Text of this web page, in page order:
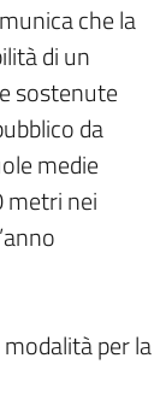
che la
di un
sostenute
da
medie
metri nei
per la